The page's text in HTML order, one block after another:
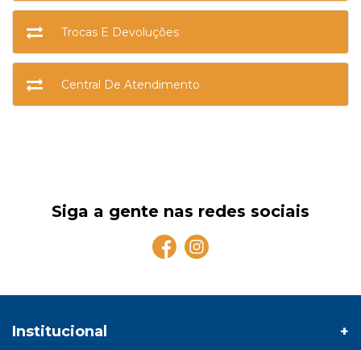
Trocas E Devoluções
Central De Atendimento
Siga a gente nas redes sociais
Institucional